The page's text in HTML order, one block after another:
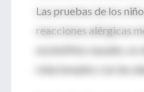
Las pruebas de los
reacciones alérgicas
eosinófilos nasales, es
relacionados con las